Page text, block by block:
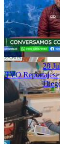
28
TVO Reportajes: